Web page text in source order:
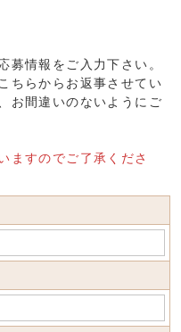
募情報をご入力下さい。
ちらからお返事させてい
お間違いのないようにご
ますのでご了承くださ